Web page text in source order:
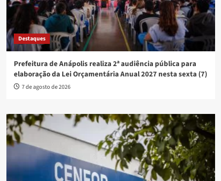
Destaques
Prefeitura de Anápolis realiza 2ª audiência pública para
elaboração da Lei Orçamentária Anual 2027 nesta sexta (7)
7 de agosto de 2026